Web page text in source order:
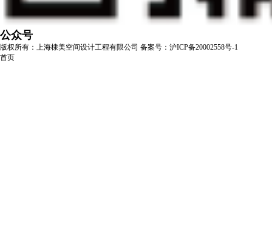
公众号
版权所有：上海棣美空间设计工程有限公司 备案号：沪ICP备20002558号-1
首页